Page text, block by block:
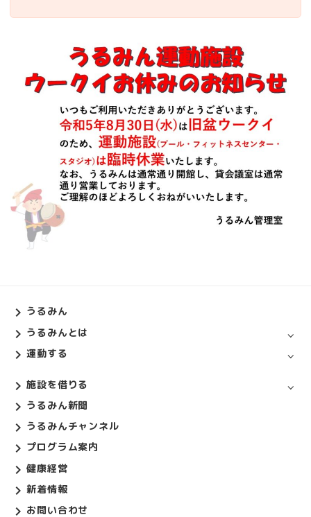
うるみん
うるみんとは
運動する
施設を借りる
うるみん新聞
うるみんチャンネル
プログラム案内
健康経営
新着情報
お問い合わせ